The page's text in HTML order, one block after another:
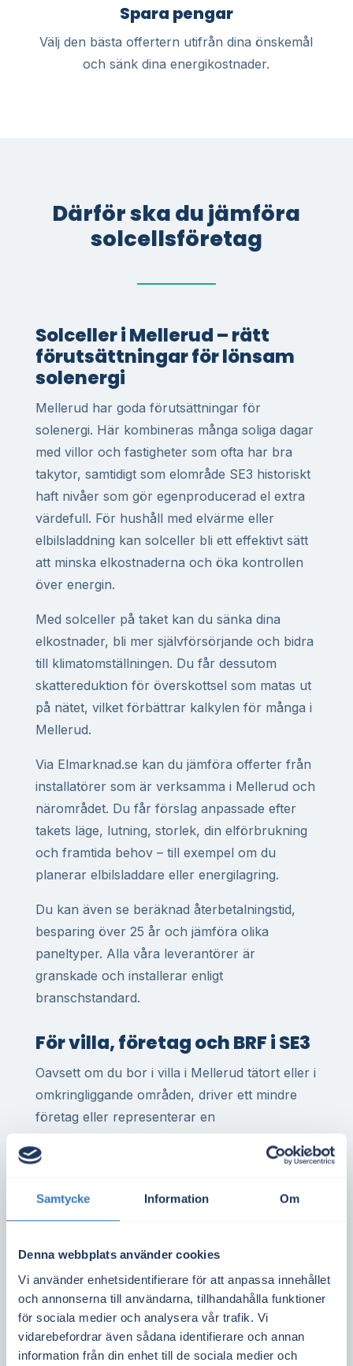
Samtycke Information Om
Denna webbplats använder cookies
Vi använder enhetsidentifierare för att anpassa innehållet
och annonserna till användarna, tillhandahålla funktioner
för sociala medier och analysera vår trafik. Vi
vidarebefordrar även sådana identifierare och annan
information från din enhet till de sociala medier och
Spara pengar
Välj den bästa offertern utifrån dina önskemål
och sänk dina energikostnader.
Därför ska du jämföra
solcellsföretag
Solceller i Mellerud – rätt
förutsättningar för lönsam
solenergi
Mellerud har goda förutsättningar för
solenergi. Här kombineras många soliga dagar
med villor och fastigheter som ofta har bra
takytor, samtidigt som elområde SE3 historiskt
haft nivåer som gör egenproducerad el extra
värdefull. För hushåll med elvärme eller
elbilsladdning kan solceller bli ett effektivt sätt
att minska elkostnaderna och öka kontrollen
över energin.
Med solceller på taket kan du sänka dina
elkostnader, bli mer självförsörjande och bidra
till klimatomställningen. Du får dessutom
skattereduktion för överskottsel som matas ut
på nätet, vilket förbättrar kalkylen för många i
Mellerud.
Via Elmarknad.se kan du jämföra offerter från
installatörer som är verksamma i Mellerud och
närområdet. Du får förslag anpassade efter
takets läge, lutning, storlek, din elförbrukning
och framtida behov – till exempel om du
planerar elbilsladdare eller energilagring.
Du kan även se beräknad återbetalningstid,
besparing över 25 år och jämföra olika
paneltyper. Alla våra leverantörer är
granskade och installerar enligt
branschstandard.
För villa, företag och BRF i SE3
Oavsett om du bor i villa i Mellerud tätort eller i
omkringliggande områden, driver ett mindre
företag eller representerar en
att minska elkostnaderna genom egen
som lämpar sig väl för solceller, både för
Solceller i elområde SE3 innebär att varje
kilowattimme du producerar ofta är värd mer
jämfört med södra Sverige där elpriset ofta är
lägre. Det ger bättre kalkyler och kan korta
återbetalningstiden.